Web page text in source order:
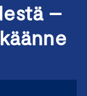
–